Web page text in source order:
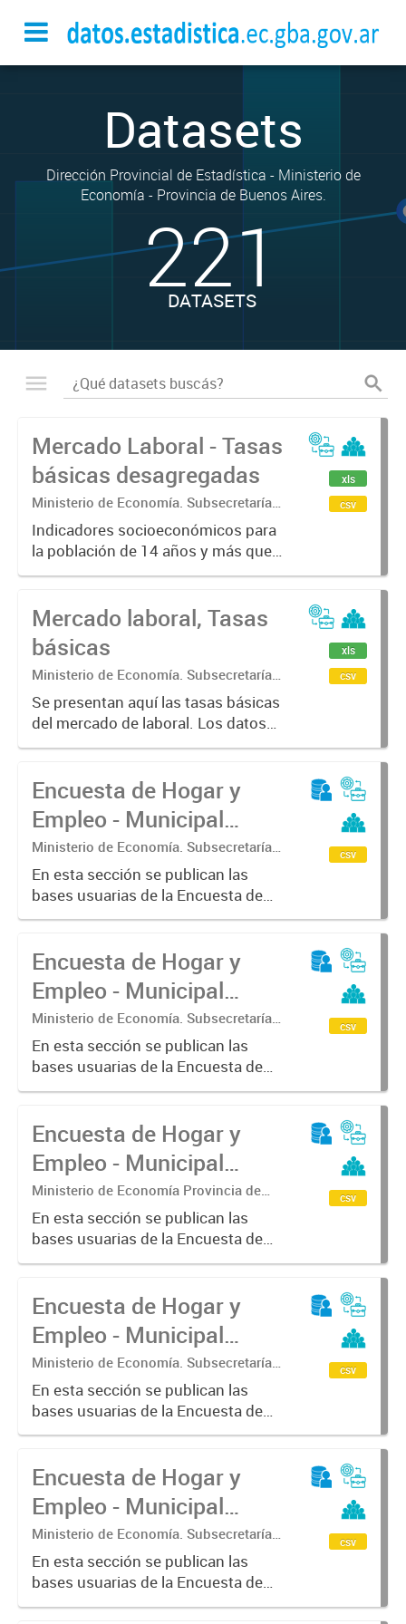
Datasets
Dirección Provincial de Estadística - Ministerio de
Economía - Provincia de Buenos Aires.
221
DATASETS
Mercado Laboral - Tasas
básicas desagregadas
Ministerio de Economía. Subsecretaría
de Coordinación Económica y
Estadística. Dirección Provincial de
Estadística.
Indicadores socioeconómicos para
la población de 14 años y más que
caracterizan la situación laboral de
básicos del mercado de trabajo
tales como tasas generales...
xls
csv
Mercado laboral, Tasas
básicas
Ministerio de Economía. Subsecretaría
de Coordinación Económica y
Estadística. Dirección Provincial de
Estadística.
Se presentan aquí las tasas básicas
del mercado de laboral. Los datos
fueron calculados en base a la
(EPH) para los 6 aglomerados
urbanos de la Provincia de
Buenos...
xls
csv
Encuesta de Hogar y
Empleo - Municipal
(EHE-M) - Olavarría
Ministerio de Economía. Subsecretaría
de Coordinación Económica y
Estadística. Dirección Provincial de
Estadística.
En esta sección se publican las
bases usuarias de la Encuesta de
Hogar y Empleo - Municipal (EHE-
csv
Encuesta de Hogar y
Empleo - Municipal
(EHE-M) - Pergamino
Ministerio de Economía. Subsecretaría
de Coordinación Económica y
Estadística. Dirección Provincial de
Estadística.
En esta sección se publican las
bases usuarias de la Encuesta de
Hogar y Empleo - Municipal (EHE-
csv
Encuesta de Hogar y
Empleo - Municipal
(EHE-M) - Saladillo
Ministerio de Economía Provincia de
Buenos Aires. Subsecretaria de
Coordinación económica y estadística.
Dirección Provincial de Estadística
En esta sección se publican las
bases usuarias de la Encuesta de
Hogar y Empleo - Municipal (EHE-
csv
Encuesta de Hogar y
Empleo - Municipal
(EHE-M) - Tandil
Ministerio de Economía. Subsecretaría
de Coordinación Económica y
Estadística. Dirección Provincial de
Estadística.
En esta sección se publican las
bases usuarias de la Encuesta de
Hogar y Empleo - Municipal (EHE-
csv
Encuesta de Hogar y
Empleo - Municipal
(EHE-M) - Viamonte
Ministerio de Economía. Subsecretaría
de Coordinación Económica y
Estadística. Dirección Provincial de
Estadística.
En esta sección se publican las
bases usuarias de la Encuesta de
Hogar y Empleo - Municipal (EHE-
csv